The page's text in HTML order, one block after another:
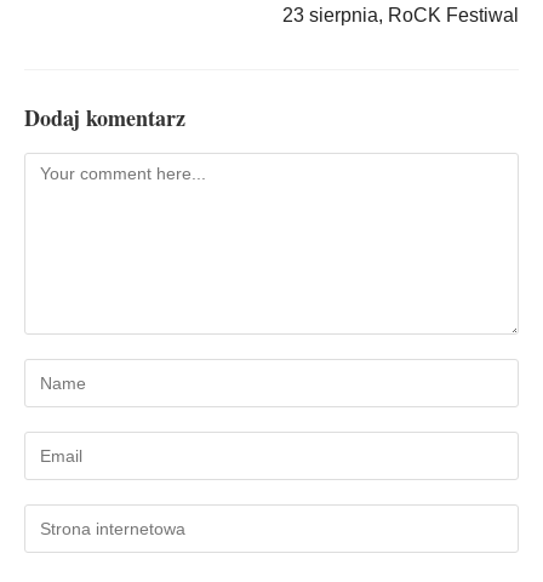
23 sierpnia, RoCK Festiwal
Dodaj komentarz